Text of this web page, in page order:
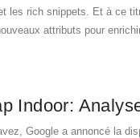
les rich snippets. Et à ce
attributs pour
Indoor:
Google a annoncé la